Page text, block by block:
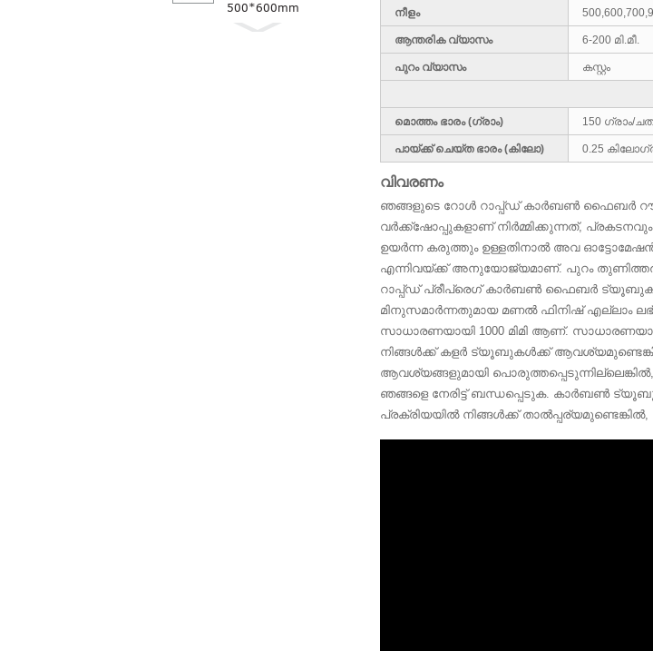
500*600mm
നീളം
ആന്തരിക വ്യാസം 6-200 മി.മീ.
പുറം വ്യാസം കസ്റ്റം
മൊത്തം ഭാരം (ഗ്രാം) 150 ഗ്രാം/
പായ്ക്ക് ചെയ്ത ഭാരം (കിലോ) 0.25
വിവരണം
ഞങ്ങളുടെ റോൾ റാപ്പ്ഡ് കാർബൺ ഫൈബർ
വർക്ക്‌ഷോപ്പുകളാണ് നിർമ്മിക്കുന്നത്,
ഉയർന്ന കരുത്തും ഉള്ളതിനാൽ അവ
എന്നിവയ്ക്ക് അനുയോജ്യമാണ്. പുറം
റാപ്പ്ഡ് പ്രീപ്രെഗ് കാർബൺ ഫൈബർ
മിനുസമാർന്നതുമായ മണൽ ഫിനിഷ് എല്ലാം
സാധാരണയായി 1000 മിമി ആണ്.
നിങ്ങൾക്ക് കളർ ട്യൂബുകൾക്ക്
ആവശ്യങ്ങളുമായി
ഞങ്ങളെ നേരിട്ട് ബന്ധപ്പെടുക. കാർബൺ
പ്രക്രിയയിൽ നിങ്ങൾക്ക്